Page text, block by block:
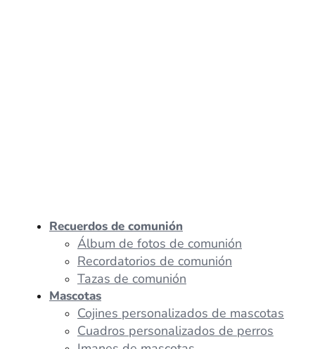
Recuerdos de comunión
Álbum de fotos de comunión
Recordatorios de comunión
Tazas de comunión
Mascotas
Cojines personalizados de mascotas
Cuadros personalizados de perros